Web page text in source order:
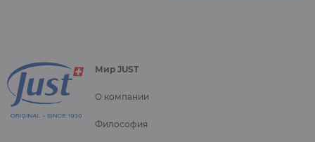
Мир JUST
О компании
Философия